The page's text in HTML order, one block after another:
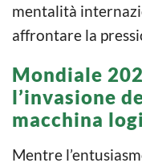
mentalità
affrontare la
Mondiale
l’invasione
macchina
Mentre